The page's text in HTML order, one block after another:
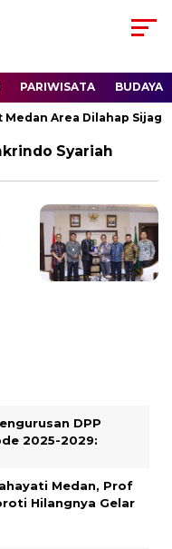
PARIWISATA BUDAYA
Area Dilahap Sijago
Syariah
DPP
2025-2029:
Medan, Prof
Hilangnya Gelar